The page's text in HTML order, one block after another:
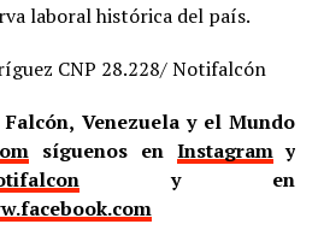
laboral histórica del país.
CNP 28.228/ Notifalcón
Venezuela y el Mundo
síguenos en Instagramy
y en